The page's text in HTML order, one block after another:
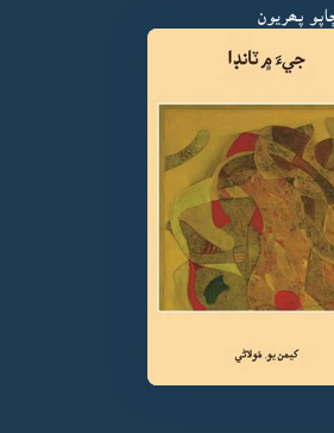
ڇاپو پھريون